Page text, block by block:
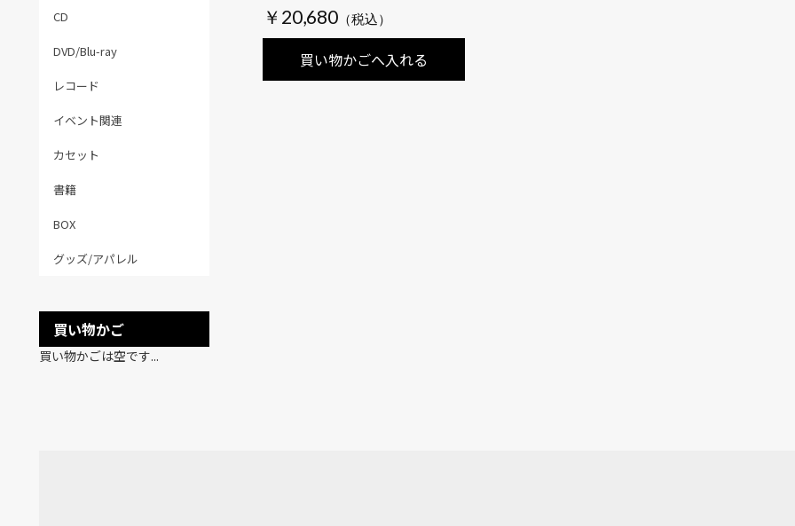
CD
DVD/Blu-ray
レコード
イベント関連
カセット
書籍
BOX
グッズ/アパレル
買い物かご
買い物かごは空です...
￥20,680
買い物かごへ入れる